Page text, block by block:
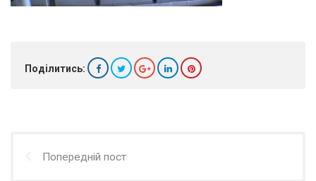
Поділитись:
Попередній пост